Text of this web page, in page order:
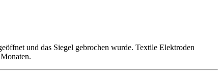
und das Siegel gebrochen wurde. Textile Elektroden